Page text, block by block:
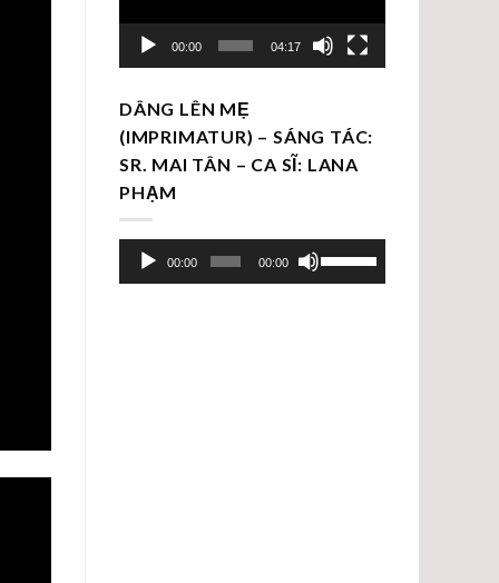
00:00 04:17
DÂNG LÊN MẸ
(IMPRIMATUR) – SÁNG TÁC:
SR. MAI TÂN – CA SĨ: LANA
PHẠM
Trình
chơi
00:00 00:00
dụng